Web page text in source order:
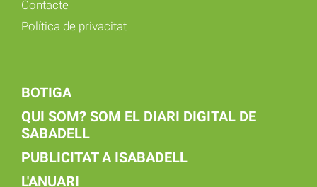
Contacte
Política de privacitat
BOTIGA
QUI SOM? SOM EL DIARI DIGITAL DE
SABADELL
PUBLICITAT A ISABADELL
L'ANUARI